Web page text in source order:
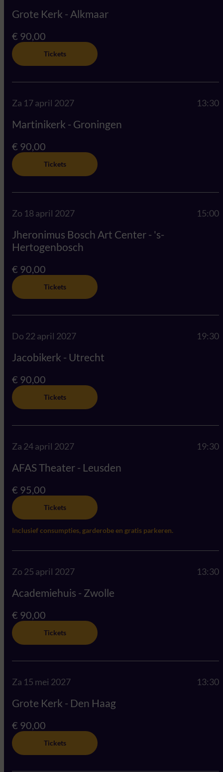
Grote Kerk - Alkmaar
€ 90,00
Tickets
Za 17 april 2027 13:30
Martinikerk - Groningen
€ 90,00
Tickets
Zo 18 april 2027 15:00
Jheronimus Bosch Art Center - 's-
Hertogenbosch
€ 90,00
Tickets
Do 22 april 2027 19:30
Jacobikerk - Utrecht
€ 90,00
Tickets
Za 24 april 2027 19:30
AFAS Theater - Leusden
€ 95,00
Tickets
Inclusief consumpties, garderobe en gratis parkeren.
Zo 25 april 2027 13:30
Academiehuis - Zwolle
€ 90,00
Tickets
Za 15 mei 2027 13:30
Grote Kerk - Den Haag
€ 90,00
Tickets